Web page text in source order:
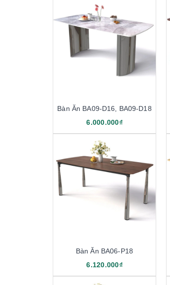
Bàn Ăn BA09-D16, BA09-D18
6.000.000₫
Bàn Ăn BA06-P18
6.120.000₫